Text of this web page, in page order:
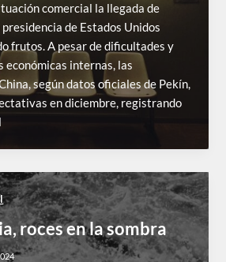
comercial la llegada de
de Estados Unidos
frutos. A pesar de dificultades y
económicas internas, las
según datos oficiales de Pekín,
en diciembre, registrando
roces en la sombra